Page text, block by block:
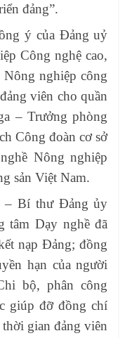
đảng”.
ý của Đảng uỷ
Công nghệ cao,
nghiệp công
viên cho quần
– Trưởng phòng
Công đoàn cơ sở
Nông nghiệp
sản Việt Nam.
– Bí thư Đảng ủy
Dạy nghề đã
nạp Đảng; đồng
hạn của người
bộ, phân công
giúp đỡ đồng chí
gian đảng viên